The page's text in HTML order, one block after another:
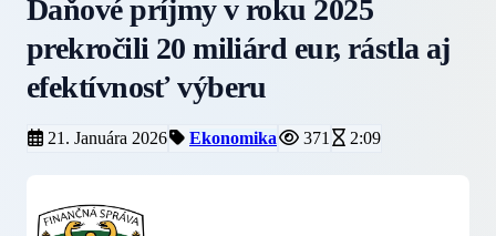
Daňové príjmy v roku 2025
prekročili 20 miliárd eur, rástla aj
efektívnosť výberu
21. Januára 2026 Ekonomika 371 2:09